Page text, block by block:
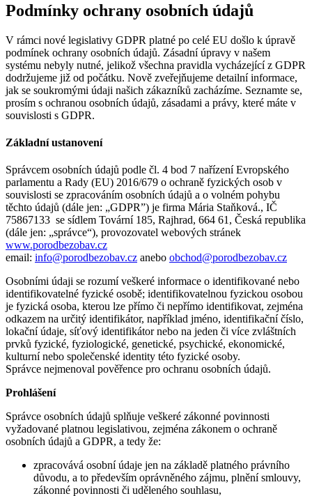
Podmínky ochrany osobních údajů
V rámci nové legislativy GDPR platné po celé EU došlo k úpravě
podmínek ochrany osobních údajů. Zásadní úpravy v našem
systému nebyly nutné, jelikož všechna pravidla vycházející z GDPR
dodržujeme již od počátku. Nově zveřejňujeme detailní informace,
jak se soukromými údaji našich zákazníků zacházíme. Seznamte se,
prosím s ochranou osobních údajů, zásadami a právy, které máte v
souvislosti s GDPR.
Základní ustanovení
Správcem osobních údajů podle čl. 4 bod 7 nařízení Evropského
parlamentu a Rady (EU) 2016/679 o ochraně fyzických osob v
souvislosti se zpracováním osobních údajů a o volném pohybu
těchto údajů (dále jen: „GDPR”) je firma Mária Staňková., IČ
75867133 se sídlem Tovární 185, Rajhrad, 664 61, Česká republika
(dále jen: „správce“), provozovatel webových stránek
www.porodbezobav.cz
email: info@porodbezobav.cz anebo obchod@porodbezobav.cz
Osobními údaji se rozumí veškeré informace o identifikované nebo
identifikovatelné fyzické osobě; identifikovatelnou fyzickou osobou
je fyzická osoba, kterou lze přímo či nepřímo identifikovat, zejména
odkazem na určitý identifikátor, například jméno, identifikační číslo,
lokační údaje, síťový identifikátor nebo na jeden či více zvláštních
prvků fyzické, fyziologické, genetické, psychické, ekonomické,
kulturní nebo společenské identity této fyzické osoby.
Správce nejmenoval pověřence pro ochranu osobních údajů.
Prohlášení
Správce osobních údajů splňuje veškeré zákonné povinnosti
vyžadované platnou legislativou, zejména zákonem o ochraně
osobních údajů a GDPR, a tedy že:
zpracovává osobní údaje jen na základě platného právního
důvodu, a to především oprávněného zájmu, plnění smlouvy,
zákonné povinnosti či uděleného souhlasu,